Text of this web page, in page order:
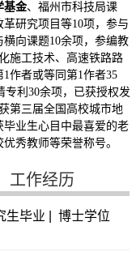
基金、福州市科技局课
革研究项目等10项，参与
横向课题10余项，参编教
施工技术、高速铁路路
1作者或等同第1作者35
专利 30余项，已获授权发
第三届全国高校城市地
毕业生心目中最喜爱的老
秀教师等荣誉称号。
工作经历
生毕业 | 博士学位